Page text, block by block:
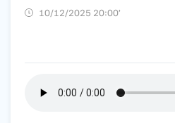
10/12/2025 20:00’